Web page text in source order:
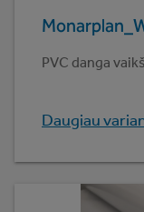
PVC danga
Daugiau